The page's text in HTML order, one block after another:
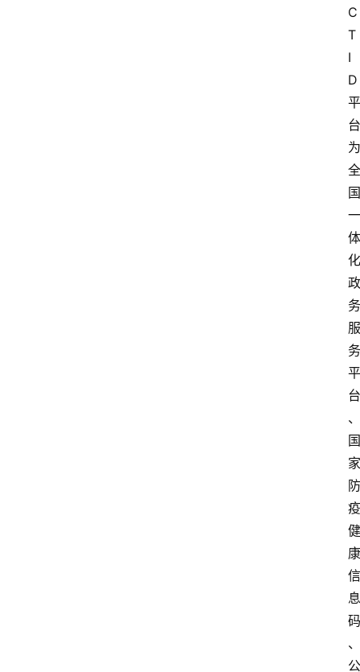
C
T
I
D
平
台
为
全
国
一
体
化
政
务
服
务
平
台
、
国
家
防
疫
健
康
信
息
码
、
公